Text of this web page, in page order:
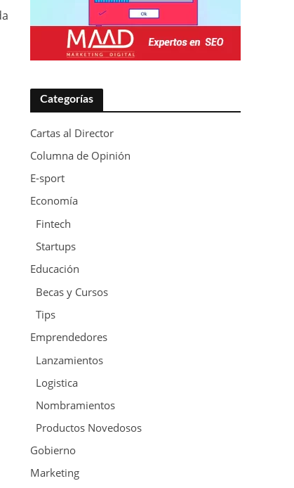
Categorías
Cartas al Director
Columna de Opinión
E-sport
Economía
Fintech
Startups
Educación
Becas y Cursos
Tips
Emprendedores
Lanzamientos
Logistica
Nombramientos
Productos Novedosos
Gobierno
Marketing